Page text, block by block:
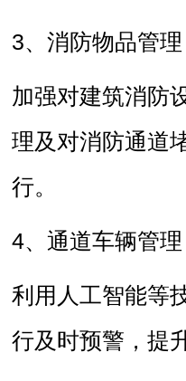
3、消防物品管理
加强对建筑消防
理及对消防通道
行。
4、通道车辆管理
利用人工智能等
行及时预警，提